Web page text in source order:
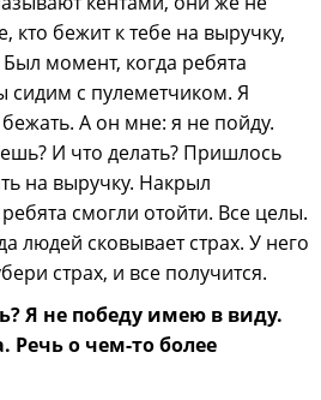
кто бежит к тебе на выручку,
момент, когда ребята
с пулеметчиком. Я
А он мне: я не пойду.
И что делать? Пришлось
на выручку. Накрыл
смогли отойти. Все целы.
людей сковывает страх. У него
страх, и все получится.
Я не победу имею в виду.
Речь о чем-то более